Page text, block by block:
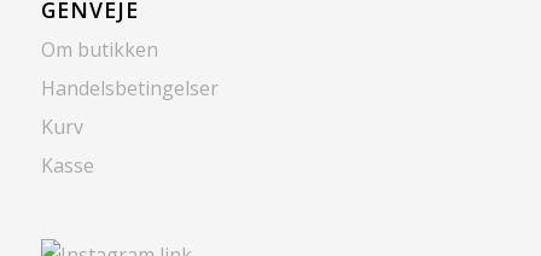
GENVEJE
Om butikken
Handelsbetingelser
Kurv
Kasse